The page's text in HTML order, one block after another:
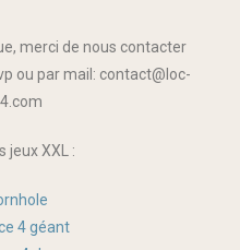
merci de nous contacter
ou par mail: contact@loc-
jeux XXL :
4 géant